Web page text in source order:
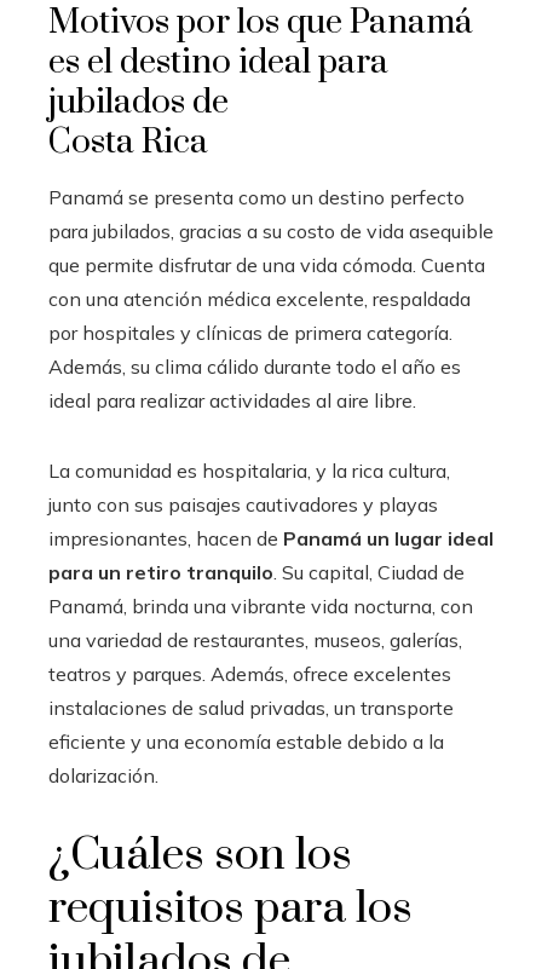
Motivos por los que Panamá
es el destino ideal para
jubilados de
Costa Rica
Panamá se presenta como un destino perfecto
para jubilados, gracias a su costo de vida asequible
que permite disfrutar de una vida cómoda. Cuenta
con una atención médica excelente, respaldada
por hospitales y clínicas de primera categoría.
Además, su clima cálido durante todo el año es
ideal para realizar actividades al aire libre.
La comunidad es hospitalaria, y la rica cultura,
junto con sus paisajes cautivadores y playas
impresionantes, hacen de Panamá un lugar ideal
para un retiro tranquilo. Su capital, Ciudad de
Panamá, brinda una vibrante vida nocturna, con
una variedad de restaurantes, museos, galerías,
teatros y parques. Además, ofrece excelentes
instalaciones de salud privadas, un transporte
eficiente y una economía estable debido a la
dolarización.
¿Cuáles son los
requisitos para los